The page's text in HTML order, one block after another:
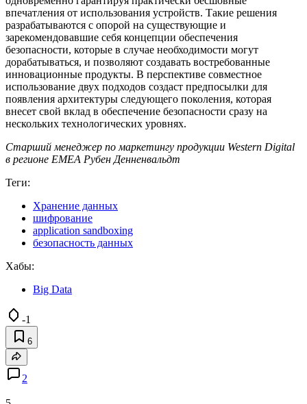
впечатления от использования устройств. Такие решения
разрабатываются с опорой на существующие и
зарекомендовавшие себя концепции обеспечения
безопасности, которые в случае необходимости могут
дорабатываться, и позволяют создавать востребованные
инновационные продукты. В перспективе совместное
использование двух подходов создаст предпосылки для
появления архитектуры следующего поколения, которая
внесет свой вклад в обеспечение безопасности сразу на
нескольких технологических уровнях.
Старший менеджер по маркетингу продукции Western Digital
в регионе EMEA Рубен Денненвальдт
Теги:
Хранение данных
шифрование
application sandboxing
безопасность данных
Хабы:
Big Data
-1
6
2